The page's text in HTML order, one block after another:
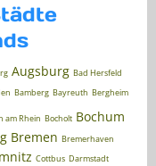
Augsburg Bad Hersfeld
Bamberg Bayreuth Bergheim
am Rhein Bocholt Bochum
Bremen Bremerhaven
Cottbus Darmstadt